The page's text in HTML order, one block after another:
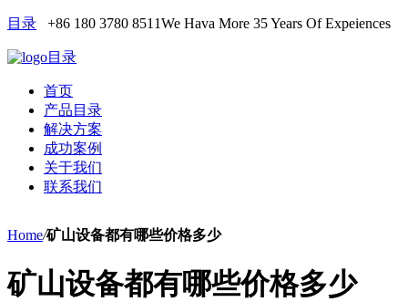
目录 +86 180 3780 8511We Hava More 35 Years Of Expeiences
目录
首页
产品目录
解决方案
成功案例
关于我们
联系我们
Home/矿山设备都有哪些价格多少
矿山设备都有哪些价格多少